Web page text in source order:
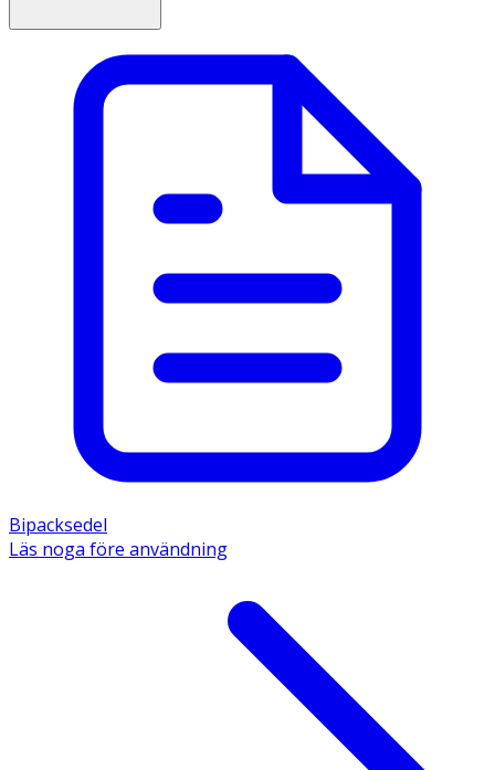
innehållsämne är vatten.
Bipacksedel
Läs noga före användning